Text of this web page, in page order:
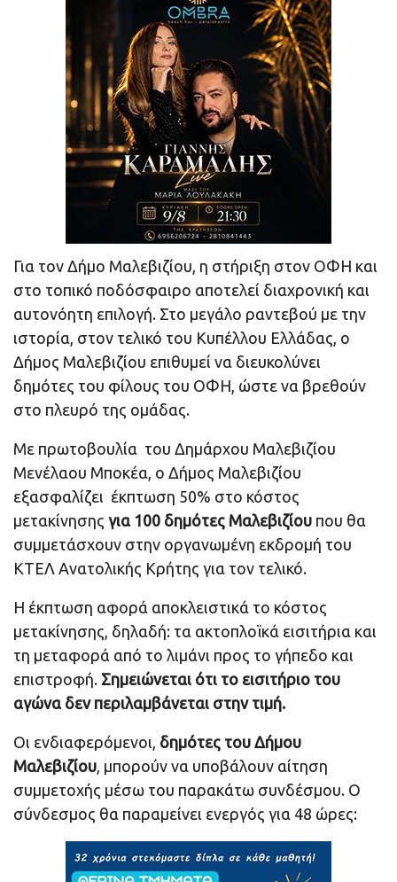
Για τον Δήμο Μαλεβιζίου, η στήριξη στον ΟΦΗ και
στο τοπικό ποδόσφαιρο αποτελεί διαχρονική και
αυτονόητη επιλογή. Στο μεγάλο ραντεβού με την
ιστορία, στον τελικό του Κυπέλλου Ελλάδας, ο
Δήμος Μαλεβιζίου επιθυμεί να διευκολύνει
δημότες του φίλους του ΟΦΗ, ώστε να βρεθούν
στο πλευρό της ομάδας.
Με πρωτοβουλία του Δημάρχου Μαλεβιζίου
Μενέλαου Μποκέα, ο Δήμος Μαλεβιζίου
εξασφαλίζει έκπτωση 50% στο κόστος
μετακίνησης για 100 δημότες Μαλεβιζίου που θα
συμμετάσχουν στην οργανωμένη εκδρομή του
ΚΤΕΛ Ανατολικής Κρήτης για τον τελικό.
Η έκπτωση αφορά αποκλειστικά το κόστος
μετακίνησης, δηλαδή: τα ακτοπλοϊκά εισιτήρια και
τη μεταφορά από το λιμάνι προς το γήπεδο και
επιστροφή. Σημειώνεται ότι το εισιτήριο του
αγώνα δεν περιλαμβάνεται στην τιμή.
Οι ενδιαφερόμενοι, δημότες του Δήμου
Μαλεβιζίου, μπορούν να υποβάλουν αίτηση
συμμετοχής μέσω του παρακάτω συνδέσμου. Ο
σύνδεσμος θα παραμείνει ενεργός για 48 ώρες: